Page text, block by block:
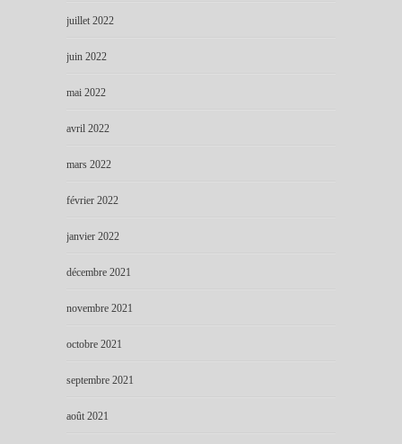
juillet 2022
juin 2022
mai 2022
avril 2022
mars 2022
février 2022
janvier 2022
décembre 2021
novembre 2021
octobre 2021
septembre 2021
août 2021